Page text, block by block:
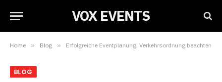
VOX EVENTS
Home » Blog » Erfolgreiche Eventplanung: Verkehrsordnung beachten
BLOG